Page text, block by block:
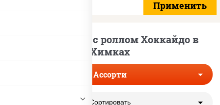
Сеты ассорти с роллом Хоккайдо в
Химках
Ассорти
Сортировать